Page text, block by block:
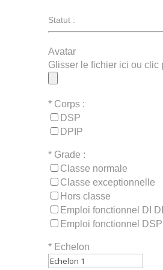
Statut :
Avatar
Glisser le fichier ici ou clic
* Corps :
DSP
DPIP
* Grade :
Classe normale
Classe exceptionnelle
Hors classe
Emploi fonctionnel DI
Emploi fonctionnel
* Echelon